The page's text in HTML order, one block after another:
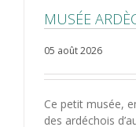
MUSÉE
05 août 2026
Ce petit musée,
des ardéchois